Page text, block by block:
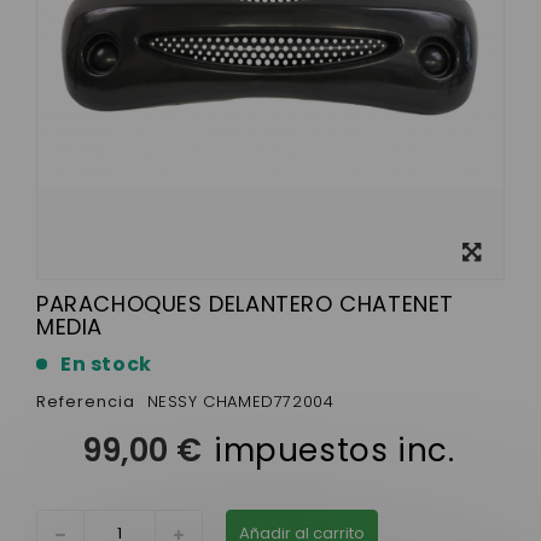
PARACHOQUES DELANTERO CHATENET
MEDIA
En stock
Referencia NESSY CHAMED772004
99,00 € impuestos inc.
Añadir al carrito